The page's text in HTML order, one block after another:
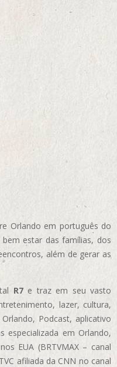
Orlando em português do
estar das famílias, dos
além de gerar as
R7e traz em seu vasto
lazer, cultura,
Podcast, aplicativo
especializada em Orlando,
EUA (BRTVMAX – canal
afiliada da CNN no canal